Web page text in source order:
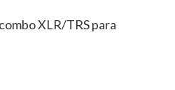
XLR/TRS para